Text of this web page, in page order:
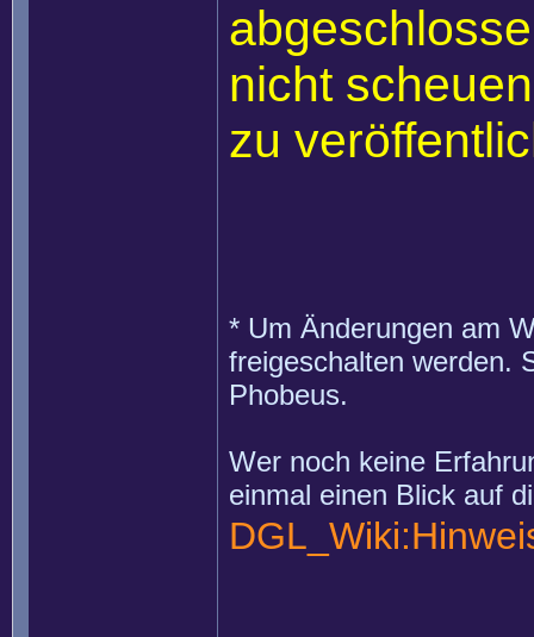
nicht
zu
* Um Änderungen am
freigeschalten werden.
Phobeus.
Wer noch keine
einmal einen Blick auf